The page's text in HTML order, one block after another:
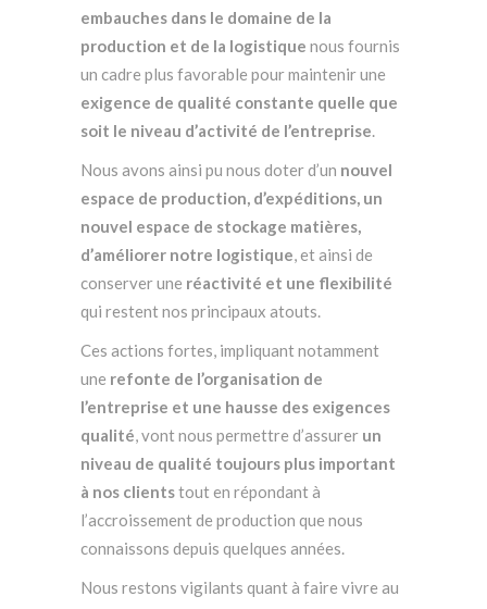
embauches dans le domaine de la
production et de la logistique nous fournis
un cadre plus favorable pour maintenir une
exigence de qualité constante quelle que
soit le niveau d’activité de l’entreprise.
Nous avons ainsi pu nous doter d’un nouvel
espace de production, d’expéditions, un
nouvel espace de stockage matières,
d’améliorer notre logistique, et ainsi de
conserver une réactivité et une flexibilité
qui restent nos principaux atouts.
Ces actions fortes, impliquant notamment
une refonte de l’organisation de
l’entreprise et une hausse des exigences
qualité, vont nous permettre d’assurer un
niveau de qualité toujours plus important
à nos clientstout en répondant à
l’accroissement de production que nous
connaissons depuis quelques années.
Nous restons vigilants quant à faire vivre au